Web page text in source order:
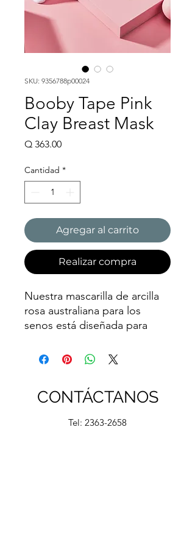
SKU: 9356788p00024
Booby Tape Pink
Clay Breast Mask
Q 363.00Precio
Cantidad *
Agregar al carrito
Realizar compra
Nuestra mascarilla de arcilla
rosa australiana para los
senos está diseñada para
escote, así como para ayudar
a reducir las manchas de la
CONTÁCTANOS
Tel: 2363-2658